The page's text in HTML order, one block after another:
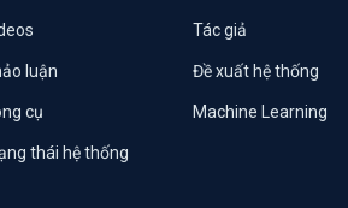
Tác giả
luận Đề xuất hệ thống
cụ Machine Learning
thái hệ thống